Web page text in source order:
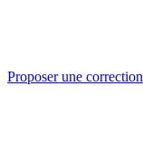
Proposer une correction